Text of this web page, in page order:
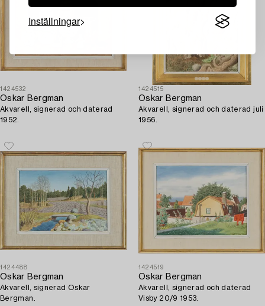
Inställningar
1424532
Oskar Bergman
Akvarell, signerad och daterad
1952.
1424515
Oskar Bergman
Akvarell, signerad och daterad juli
1956.
1424488
Oskar Bergman
Akvarell, signerad Oskar
Bergman.
1424519
Oskar Bergman
Akvarell, signerad och daterad
Visby 20/9 1953.